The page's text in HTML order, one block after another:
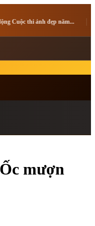
pin_drop Giải vô địch các
mượn